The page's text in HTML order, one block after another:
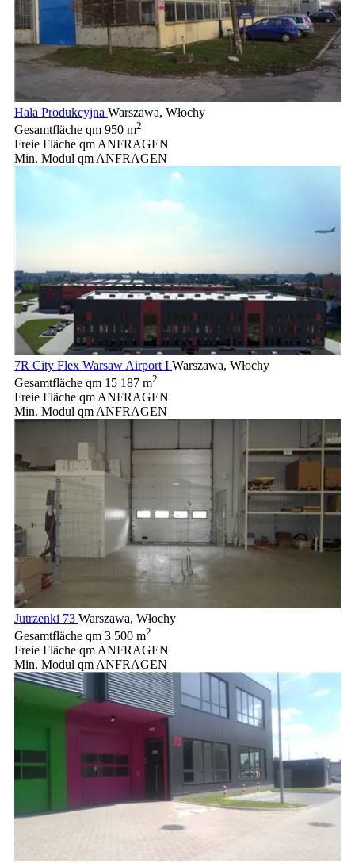
Hala Produkcyjna Warszawa, Włochy
Gesamtfläche qm 950 m2
Freie Fläche qm ANFRAGEN
Min. Modul qm ANFRAGEN
7R City Flex Warsaw Airport I Warszawa, Włochy
Gesamtfläche qm 15 187 m2
Freie Fläche qm ANFRAGEN
Min. Modul qm ANFRAGEN
Jutrzenki 73 Warszawa, Włochy
Gesamtfläche qm 3 500 m2
Freie Fläche qm ANFRAGEN
Min. Modul qm ANFRAGEN